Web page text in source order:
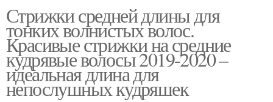
Стрижки средней длины для
тонких волнистых волос.
Красивые стрижки на средние
кудрявые волосы 2019-2020 –
идеальная длина для
непослушных кудряшек